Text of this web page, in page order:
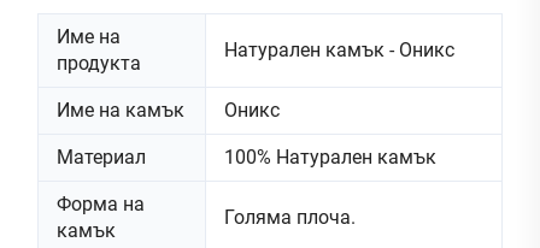
Име на
продукта
Натурален камък - Оникс
Име на камък Оникс
Материал 100% Натурален камък
Форма на
камък
Голяма плоча.